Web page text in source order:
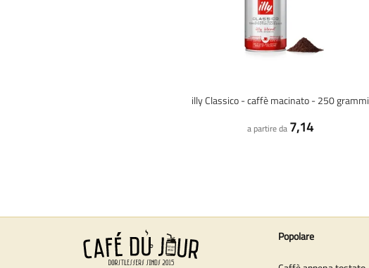
illy Classico - caffè macinato - 250 grammi
a partire da 7,14
Popolare